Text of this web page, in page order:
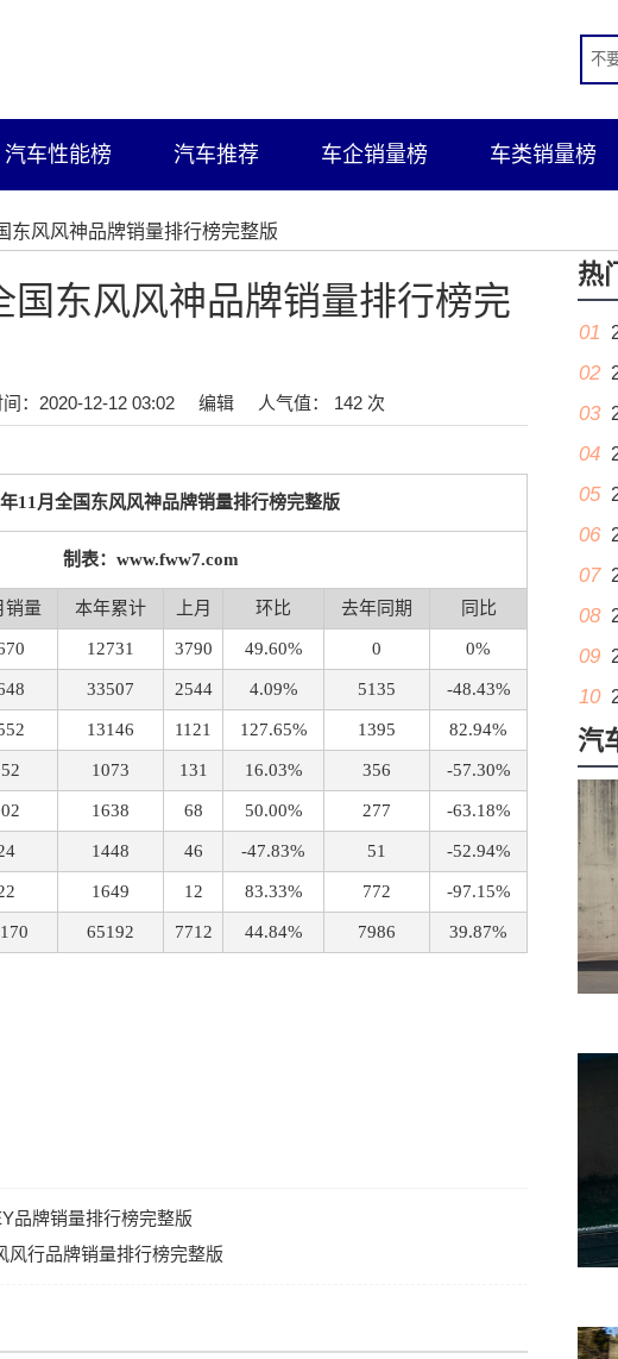
汽车性能榜 汽车推荐 车企销量榜 车类销量榜
东风风神品牌销量排行榜完整版
国东风风神品牌销量排行榜完
：2020-12-12 03:02 编辑 人气值： 142 次
11月全国东风风神品牌销量排行榜完整版
制表：www.fww7.com
销量 本年累计 上月 环比 去年同期 同比
12731 3790 49.60% 0 0%
33507 2544 4.09% 5135 -48.43%
13146 1121 127.65% 1395 82.94%
1073 131 16.03% 356 -57.30%
1638 68 50.00% 277 -63.18%
1448 46 -47.83% 51 -52.94%
1649 12 83.33% 772 -97.15%
65192 7712 44.84% 7986 39.87%
品牌销量排行榜完整版
风行品牌销量排行榜完整版
热
01
02
03
04
05
06
07
08
09
10
汽